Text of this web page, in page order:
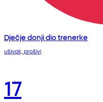
Dječje donji dio trenerke
ušivak, prošivi
17